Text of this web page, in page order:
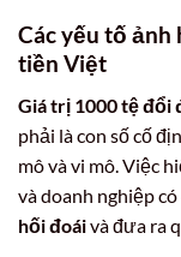
Các yếu tố
tiền Việt
Giá trị 1000 tệ đổi
phải là con số cố
mô và vi mô. Việc
và doanh nghiệp
hối đoáivà đưa ra